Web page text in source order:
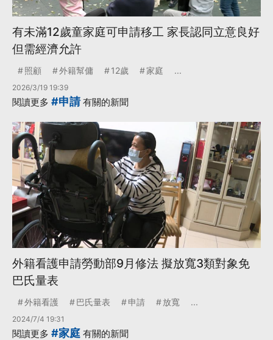
有未滿12歲童家庭可申請移工 家長認同立意良好
但需經濟允許
照顧 外籍幫傭 12歲 家庭 ...
2026/3/19 19:39
閱讀更多 #申請有關的新聞
外籍看護申請勞動部9月修法 擬放寬3類對象免
巴氏量表
外籍看護 巴氏量表 申請 放寬 ...
2024/7/4 19:31
閱讀更多 #家庭 有關的新聞